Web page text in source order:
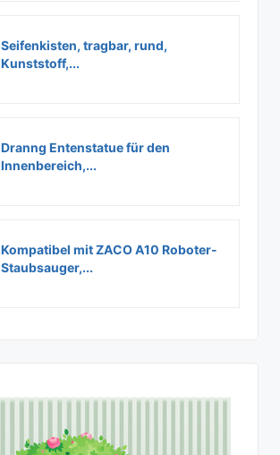
Seifenkisten, tragbar, rund,
Kunststoff,...
Dranng Entenstatue für den
Innenbereich,...
Kompatibel mit ZACO A10 Roboter-
Staubsauger,...